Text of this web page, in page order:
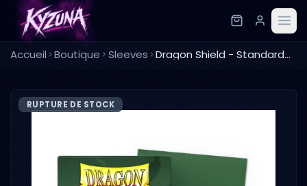
Accueil Boutique Sleeves Dragon Shield - Standard Sleeves - non glare green (100 Sleeves)
RUPTURE DE STOCK